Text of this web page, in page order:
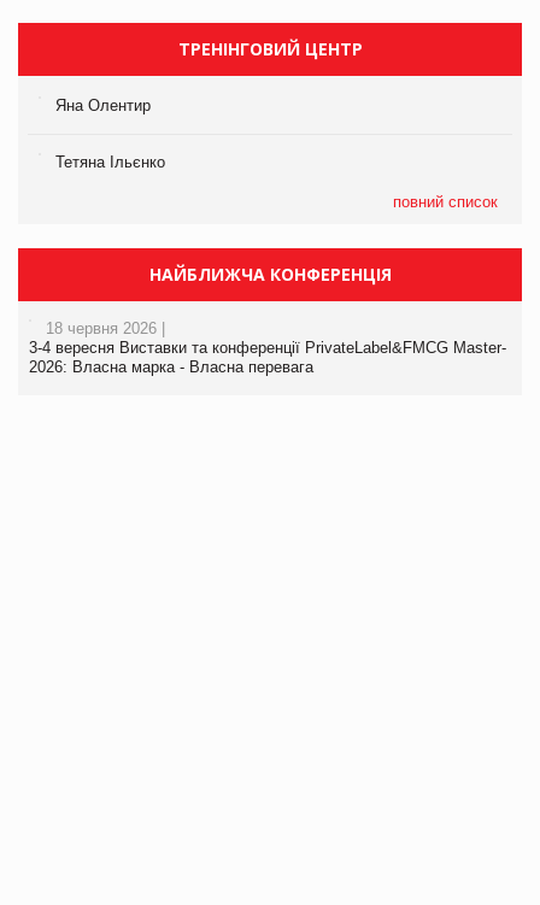
ТРЕНІНГОВИЙ ЦЕНТР
Яна Олентир
Тетяна Ільєнко
повний список
НАЙБЛИЖЧА КОНФЕРЕНЦІЯ
18 червня 2026 |
3-4 вересня Виставки та конференції PrivateLabel&FMCG Master-
2026: Власна марка - Власна перевага